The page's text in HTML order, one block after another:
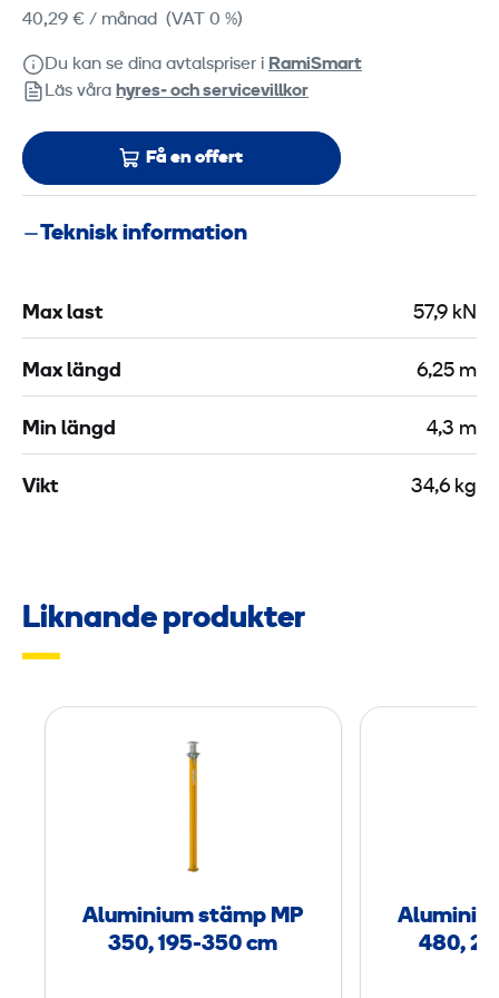
40,29 € / månad (VAT 0 %)
Du kan se dina avtalspriser i RamiSmart
Läs våra hyres‑ och servicevillkor
Få en offert
Teknisk information
Max last 57,9 kN
Max längd 6,25 m
Min längd 4,3 m
Vikt 34,6 kg
Liknande produkter
l
u
n
Aluminium stämp MP
350, 195-350 cm
480,